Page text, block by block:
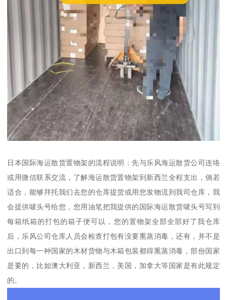
日本国际海运散货置物架的流程说明：先与乐风海运散货公司连络
或用微信联系交流，了解海运散货置物架到新西兰全程支出，倘若
适合，能够拜托我们去您的仓库提货或用您发物流到我司仓库，我
会提供唛头号给您，您用油笔把我提供的国际海运散货唛头号写到
每箱纸箱的打包的箱子便可以，您的置物架全部全部好了我仓库
后，乐风公司仓库人员会检查打包有没要熏蒸消毒，还有，并不是
出口到每一种国家的木材货物与木箱包装都得熏蒸消毒，部份国家
是要的，比如澳大利亚，新西兰，美国，加拿大等国家是有此规定
的。